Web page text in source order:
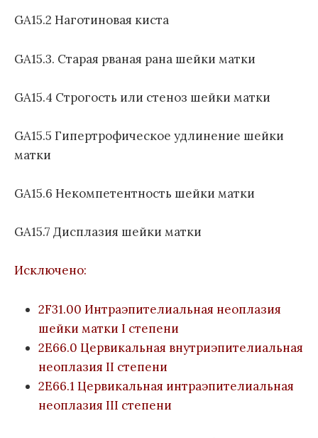
GA15.2 Наготиновая киста
GA15.3. Старая рваная рана шейки матки
GA15.4 Строгость или стеноз шейки матки
GA15.5 Гипертрофическое удлинение шейки
матки
GA15.6 Некомпетентность шейки матки
GA15.7 Дисплазия шейки матки
Исключено:
2F31.00 Интраэпителиальная неоплазия
шейки матки I степени
2E66.0 Цервикальная внутриэпителиальная
неоплазия II степени
2E66.1 Цервикальная интраэпителиальная
неоплазия III степени